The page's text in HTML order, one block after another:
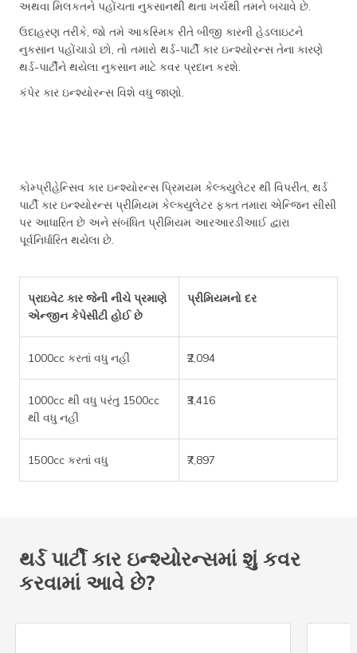
અથવા મિલકતને પહોંચતા નુકસાનથી થતા ખર્ચથી તમને બચાવે છે.
ઉદાહરણ તરીકે, જો તમે આકસ્મિક રીતે બીજી કારની હેડલાઇટને
નુકસાન પહોંચાડો છો, તો તમારો થર્ડ-પાર્ટી કાર ઇન્શ્યોરન્સ તેના કારણે
થર્ડ-પાર્ટીને થયેલા નુકસાન માટે કવર પ્રદાન કરશે.
કંપેર કાર ઇન્શ્યોરન્સ વિશે વધુ જાણો.
કોમ્પ્રીહેન્સિવ કાર ઇન્શ્યોરન્સ પ્રિમયમ કેલ્ક્યુલેટર થી વિપરીત, થર્ડ
પાર્ટી કાર ઇન્શ્યોરન્સ પ્રીમિયમ કેલ્ક્યુલેટર ફક્ત તમારા એન્જિન સીસી
પર આધારિત છે અને સંબંધિત પ્રીમિયમ આરઆરડીઆઈ દ્વારા
પૂર્વનિર્ધારિત થયેલા છે.
પ્રાઇવેટ કાર જેની નીચે પ્રમાણે
એન્જીન કેપેસીટી હોઈ છે
પ્રીમિયમનો દર
1000cc કરતાં વધુ નહીં ₹2,094
1000cc થી વધુ પરંતુ 1500cc
થી વધુ નહી
₹3,416
1500cc કરતાં વધુ ₹7,897
થર્ડ પાર્ટી કાર ઇન્શ્યોરન્સમાં શું કવર
કરવામાં આવે છે?